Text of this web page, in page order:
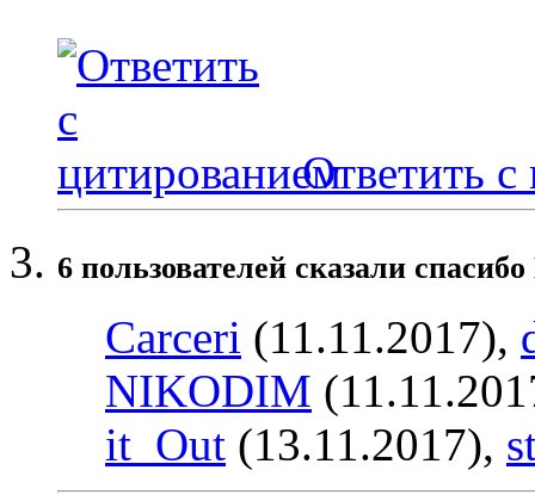
Ответить с
6 пользователей сказали
Carceri (11.11.2017),
NIKODIM
it_Out (13.11.2017),